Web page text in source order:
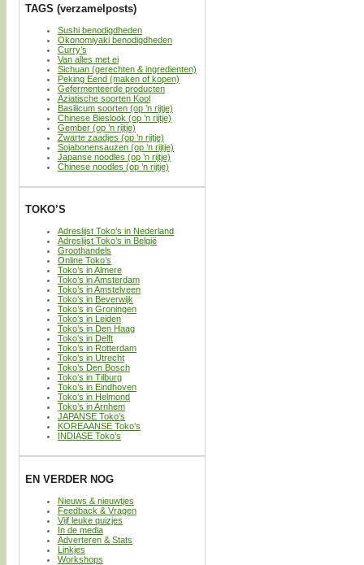
TAGS (verzamelposts)
Sushi benodigdheden
Okonomiyaki benodigdheden
Curry’s
Van alles met ei
Sichuan (gerechten & ingredienten)
Peking Eend (maken of kopen)
Gefermenteerde producten
Aziatische soorten Kool
Basilicum soorten (op ’n rijtje)
Chinese Bieslook (op ’n rijtje)
Gember (op ’n rijtje)
Zwarte zaadjes (op ’n rijtje)
Sojabonensauzen (op ’n rijtje)
Japanse noodles (op ’n rijtje)
Chinese noodles (op ’n rijtje)
TOKO’S
Adreslijst Toko’s in Nederland
Adreslijst Toko’s in België
Groothandels
Online Toko’s
Toko’s in Almere
Toko’s in Amsterdam
Toko’s in Amstelveen
Toko’s in Beverwijk
Toko’s in Groningen
Toko’s in Leiden
Toko’s in Den Haag
Toko’s in Delft
Toko’s in Rotterdam
Toko’s in Utrecht
Toko’s Den Bosch
Toko’s in Tilburg
Toko’s in Eindhoven
Toko’s in Helmond
Toko’s in Arnhem
JAPANSE Toko’s
KOREAANSE Toko’s
INDIASE Toko’s
EN VERDER NOG
Nieuws & nieuwtjes
Feedback & Vragen
Vijf leuke quizjes
In de media
Adverteren & Stats
Linkjes
Workshops